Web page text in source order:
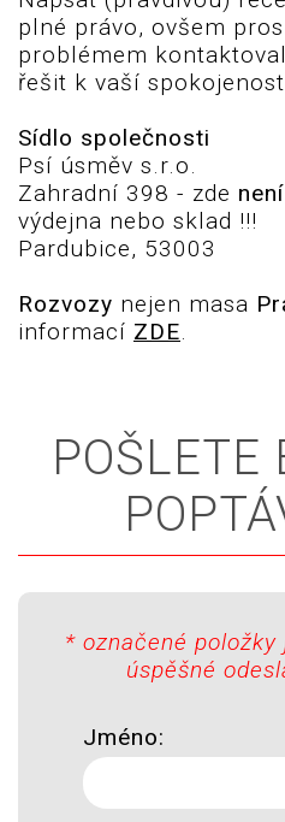
plné právo, ovšem
problémem
řešit k vaší
Sídlo společnosti
Psí úsměv s.r.o.
Zahradní 398 - zde není
výdejna nebo sklad !!!
Pardubice, 53003
Rozvozy nejen masa
informací ZDE.
POŠLETE
* označené
úspěšné
Jméno: